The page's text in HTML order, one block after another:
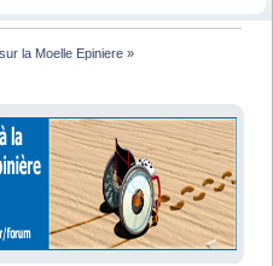
la Moelle Epiniere »